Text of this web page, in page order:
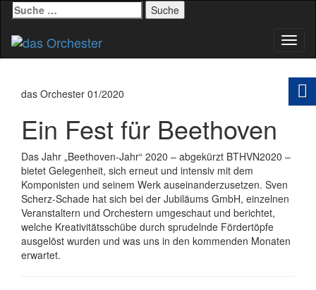
Suche
nach:
das Orchester 01/2020
Ein Fest für Beethoven
Das Jahr „Beethoven-Jahr“ 2020 – abgekürzt BTHVN2020 –
bietet Gelegenheit, sich erneut und intensiv mit dem
Komponisten und seinem Werk auseinanderzusetzen. Sven
Scherz-Schade hat sich bei der Jubiläums GmbH, einzelnen
Veranstaltern und Orchestern umgeschaut und berichtet,
welche Kreativitätsschübe durch sprudelnde Fördertöpfe
ausgelöst wurden und was uns in den kommenden Monaten
erwartet.